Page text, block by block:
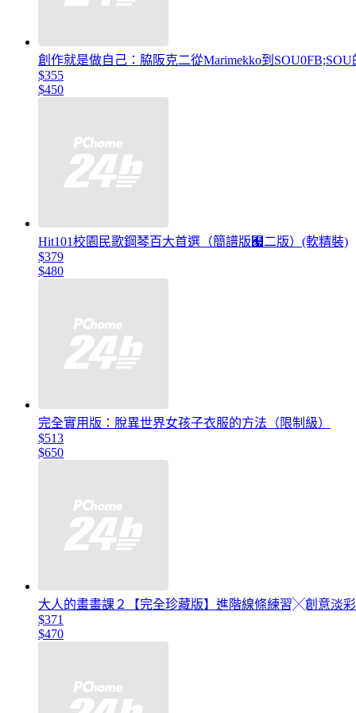
創作就是做自己：脇阪克二從Marimekko到
$355
$450
Hit101校園民歌鋼琴百大首選（簡譜版﹧二版）(軟精裝)
$379
$480
完全實用版：脫異世界女孩子衣服的方法（限制級）
$513
$650
大人的畫畫課２【完全珍藏版】進階線條練習╳創意淡
$371
$470